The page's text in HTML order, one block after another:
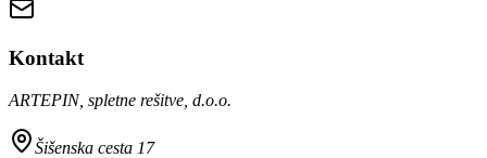
Kontakt
ARTEPIN, spletne rešitve, d.o.o.
Šišenska cesta 17